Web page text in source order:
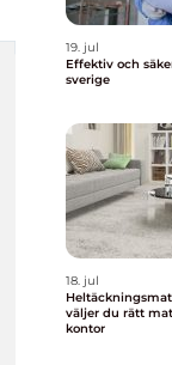
19. jul
Effektiv och
sverige
18. jul
väljer du rätt
kontor